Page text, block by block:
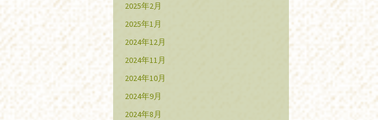
2025年2月
2025年1月
2024年12月
2024年11月
2024年10月
2024年9月
2024年8月